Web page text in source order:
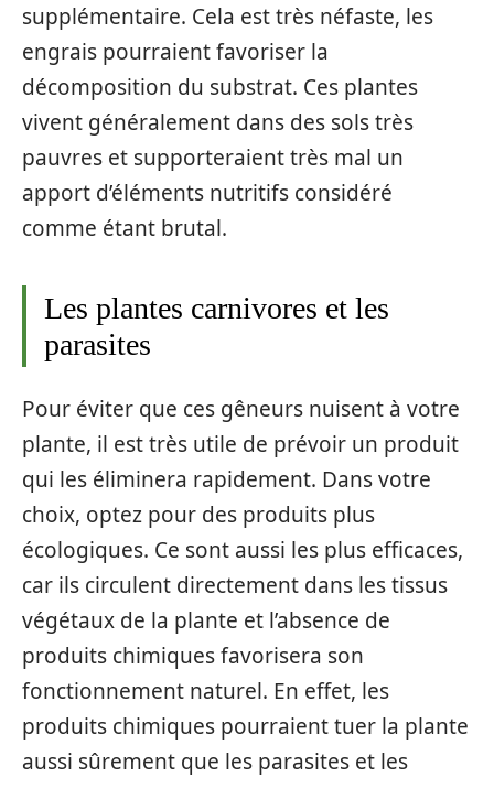
supplémentaire. Cela est très néfaste, les
engrais pourraient favoriser la
décomposition du substrat. Ces plantes
vivent généralement dans des sols très
pauvres et supporteraient très mal un
apport d’éléments nutritifs considéré
comme étant brutal.
Les plantes carnivores et les
parasites
Pour éviter que ces gêneurs nuisent à votre
plante, il est très utile de prévoir un produit
qui les éliminera rapidement. Dans votre
choix, optez pour des produits plus
écologiques. Ce sont aussi les plus efficaces,
car ils circulent directement dans les tissus
végétaux de la plante et l’absence de
produits chimiques favorisera son
fonctionnement naturel. En effet, les
produits chimiques pourraient tuer la plante
aussi sûrement que les parasites et les